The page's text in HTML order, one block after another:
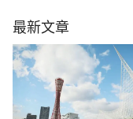
最新文章